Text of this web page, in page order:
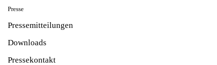
Presse
Pressemitteilungen
Downloads
Pressekontakt